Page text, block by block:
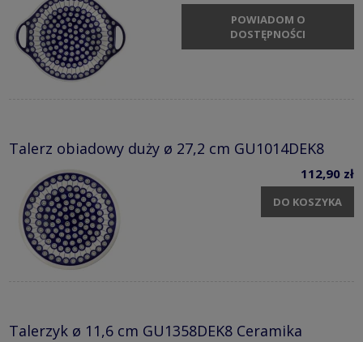
POWIADOM O
DOSTĘPNOŚCI
Talerz obiadowy duży ø 27,2 cm GU1014DEK8
112,90 zł
DO KOSZYKA
Talerzyk ø 11,6 cm GU1358DEK8 Ceramika